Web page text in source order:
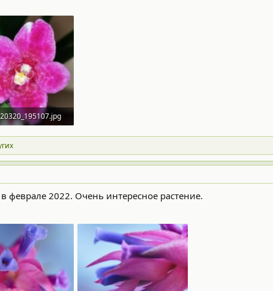
Просмотры: 377
феврале 2022. Очень интересное растение.